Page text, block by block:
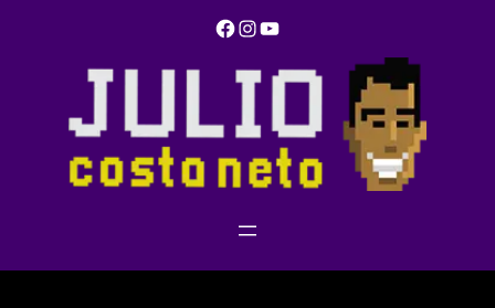
Facebook Instagram YouTube